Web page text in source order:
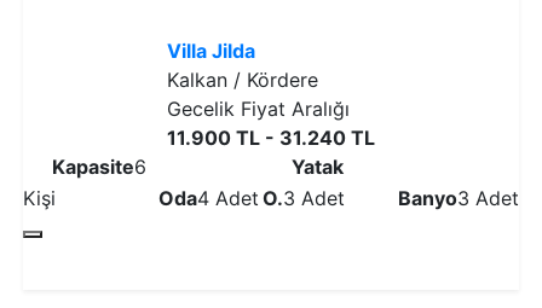
Villa Jilda
Kalkan / Kördere
Gecelik Fiyat Aralığı
11.900 TL - 31.240 TL
Kapasite6
Kişi
Oda4 Adet
Yatak
O.3 Adet Banyo3 Adet